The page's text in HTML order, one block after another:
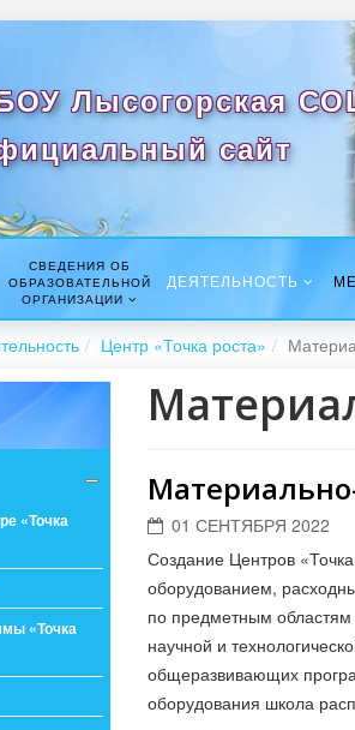
Лысогорская
сайт
СВЕДЕНИЯ ОБ
ОБРАЗОВАТЕЛЬНОЙ
ОРГАНИЗАЦИИ
ДЕЯТЕЛЬНОСТЬ
Центр «Точка роста»
«Точка
«Точка
01 СЕНТЯБРЯ 2022
Создание Центров
оборудованием,
по предметным
научной и
общеразвивающих
оборудования школа